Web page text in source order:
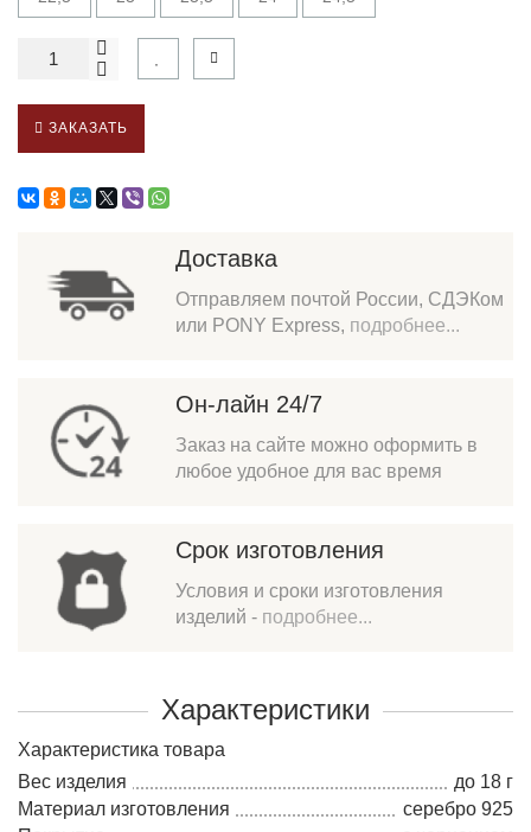
ЗАКАЗАТЬ
Доставка
Отправляем почтой России, СДЭКом
или PONY Express, подробнее...
Он-лайн 24/7
Заказ на сайте можно оформить в
любое удобное для вас время
Срок изготовления
Условия и сроки изготовления
изделий - подробнее...
Характеристики
Характеристика товара
Вес изделия
до 18 г
Материал изготовления
серебро 925